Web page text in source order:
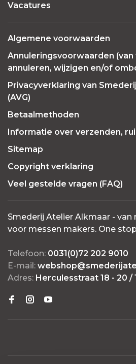
Vacatures
Algemene voorwaarden
Annuleringsvoorwaarden
annuleren, wijzigen en/of
Privacyverklaring van
(AVG)
Betaalmethoden
Informatie over verzenden,
Sitemap
Copyright verklaring
Veel gestelde vragen (FAQ)
Smederij Atelier Alkmaar - van
voor messen makers. One
Telefoon: 0031(0)72 202 9010
E-mail:
Adres: Herculesstraat 18 - 20 /